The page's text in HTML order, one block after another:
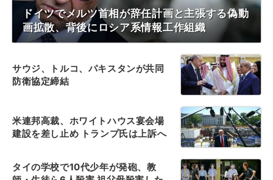
ドイツでメルツ首相が辞任計画と主張する偽動
画拡散、背後にロシア系情報工作組織
サウジ、トルコ、パキスタンが共同
防衛協定締結
米連邦高裁、ホワイトハウス宴会場
建設を差し止め トランプ氏は上訴へ
タイの学校で10代少年が発砲、教